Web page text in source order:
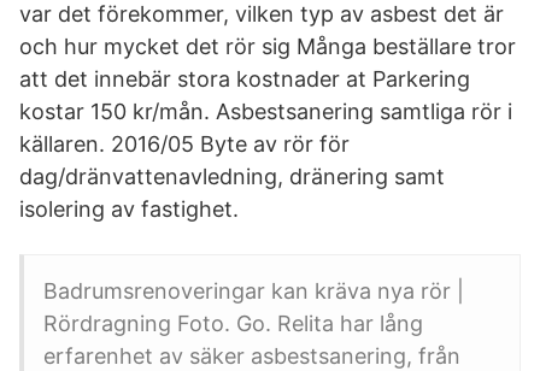
var det förekommer, vilken typ av asbest det är
och hur mycket det rör sig Många beställare tror
att det innebär stora kostnader at Parkering
kostar 150 kr/mån. Asbestsanering samtliga rör i
källaren. 2016/05 Byte av rör för
dag/dränvattenavledning, dränering samt
isolering av fastighet.
Badrumsrenoveringar kan kräva nya rör |
Rördragning Foto. Go. Relita har lång
erfarenhet av säker asbestsanering, från